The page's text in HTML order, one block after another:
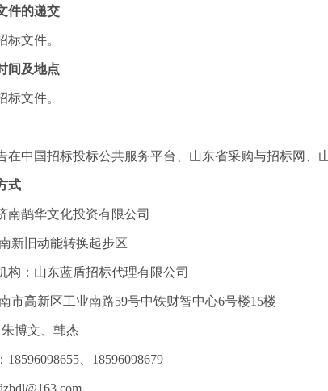
件的递交
标文件。
间及地点
标文件。
在中国招标投标公共服务平台、山东省采购与招标网、
式
南鹊华文化投资有限公司
新旧动能转换起步区
构：山东蓝盾招标代理有限公司
市高新区工业南路59号中铁财智中心6号楼15楼
朱博文、韩杰
18596098655、18596098679